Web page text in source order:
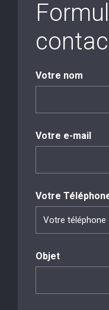
Votre nom
Votre e-mail
Votre
Objet